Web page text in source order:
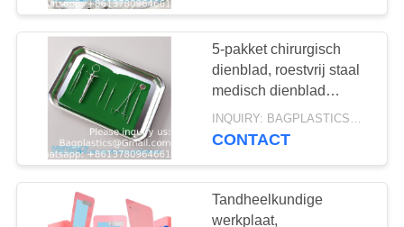
Medische
koelzakken
15
5-pakket chirurgisch
dienblad, roestvrij staal
medisch dienblad
tandheelkundige
procedures laboratorium
organisator
INQUIRY: BAGPLASTICS@GMAIL.COM MOQ:WhatsApp: +8613780964661
CONTACT
Tandheelkundige
werkplaat,